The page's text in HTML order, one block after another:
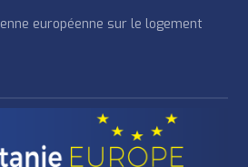
européenne sur le logement